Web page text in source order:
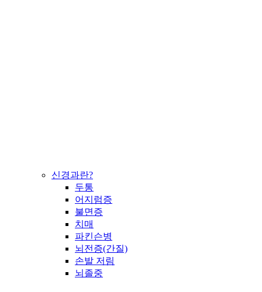
신경과란?
두통
어지럼증
불면증
치매
파킨슨병
뇌전증(간질)
손발 저림
뇌졸중